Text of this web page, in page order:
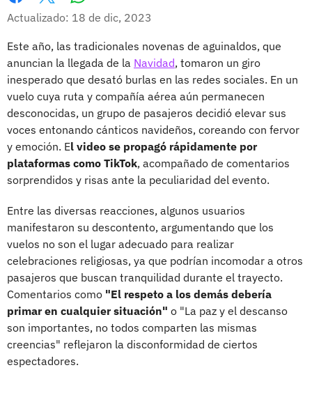
Facebook
X
Actualizado: 18 de dic, 2023
Este año, las tradicionales novenas de aguinaldos, que
anuncian la llegada de la Navidad, tomaron un giro
inesperado que desató burlas en las redes sociales. En un
vuelo cuya ruta y compañía aérea aún permanecen
desconocidas, un grupo de pasajeros decidió elevar sus
voces entonando cánticos navideños, coreando con fervor
y emoción. El video se propagó rápidamente por
plataformas como TikTok, acompañado de comentarios
sorprendidos y risas ante la peculiaridad del evento.
Entre las diversas reacciones, algunos usuarios
manifestaron su descontento, argumentando que los
vuelos no son el lugar adecuado para realizar
celebraciones religiosas, ya que podrían incomodar a otros
pasajeros que buscan tranquilidad durante el trayecto.
Comentarios como "El respeto a los demás debería
primar en cualquier situación" o "La paz y el descanso
son importantes, no todos comparten las mismas
creencias" reflejaron la disconformidad de ciertos
espectadores.